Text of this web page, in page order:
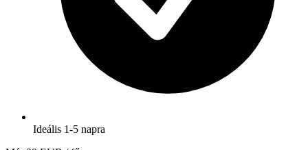
Ideális 1-5 napra